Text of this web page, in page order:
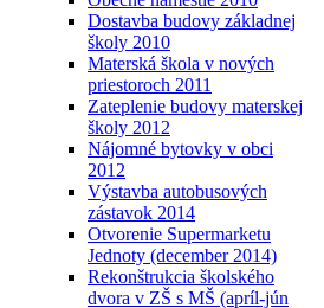
Dostavba budovy základnej
školy 2010
Materská škola v nových
priestoroch 2011
Zateplenie budovy materskej
školy 2012
Nájomné bytovky v obci
2012
Výstavba autobusových
zástavok 2014
Otvorenie Supermarketu
Jednoty (december 2014)
Rekonštrukcia školského
dvora v ZŠ s MŠ (apríl-jún